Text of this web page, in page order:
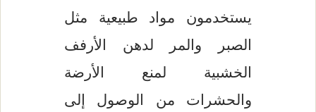
يستخدمون مواد طبيعية مثل
الصبر والمر لدهن الأرفف
الخشبية لمنع الأرضة
والحشرات من الوصول إلى